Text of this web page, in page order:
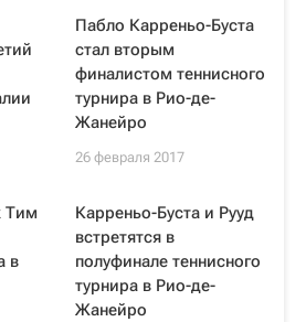
Пабло Карреньо-Буста
стал вторым
финалистом теннисного
турнира в Рио-де-
Жанейро
26 февраля 2017
Тим
в
Карреньо-Буста и Рууд
встретятся в
полуфинале теннисного
турнира в Рио-де-
Жанейро